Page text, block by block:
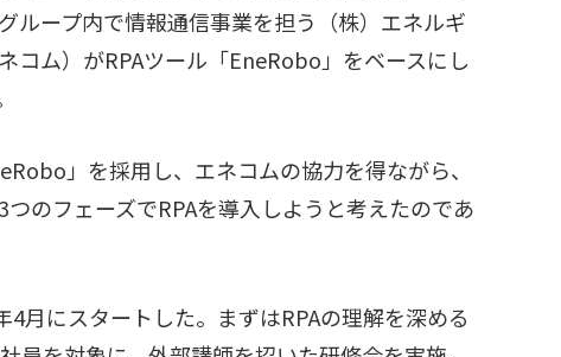
ループ内で情報通信事業を担う（株）エネルギ
コム）がRPAツール「EneRobo」をベースにし
」を採用し、エネコムの協力を得ながら、
のフェーズでRPAを導入しようと考えたのであ
月にスタートした。まずはRPAの理解を深める